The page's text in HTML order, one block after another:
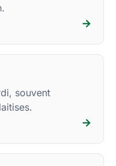
→
souvent
→